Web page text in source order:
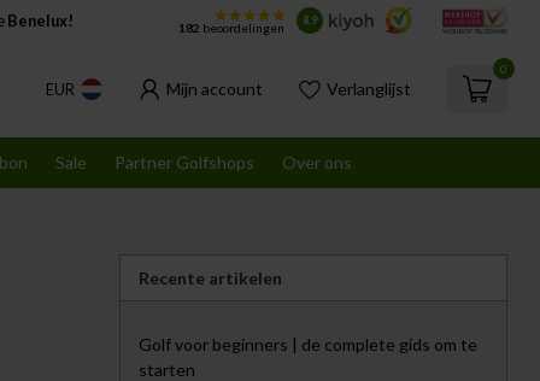
Benelux! 182 beoordelingen
8.9
EUR Mijn account Verlanglijst
0
Sale Partner Golfshops Over ons
Recente artikelen
Golf voor beginners | de complete gids om te
starten